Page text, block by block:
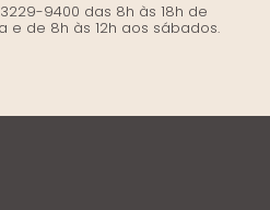
9400 das 8h às 18h de
e de 8h às 12h aos sábados.